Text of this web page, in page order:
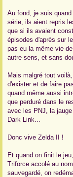
Au fond, je suis
série, ils aient repris
que si ils avaient
épisodes d'après sur
pas eu la même vie
autre sens, et sans
Mais malgré tout
d'exister et de faire
quand même aussi
que perduré dans le
avec les PNJ, la
Dark Link...
Donc vive Zelda II !
Et quand on finit le
Triforce accolé au
sauvegardé, on